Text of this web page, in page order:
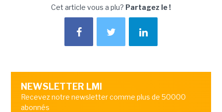
Cet article vous a plu? Partagez le !
NEWSLETTER LMI
Recevez notre newsletter comme plus de 50000
abonnés